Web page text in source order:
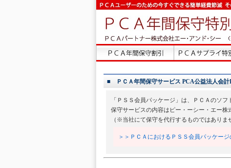
■ ＰＣＡ年間保守サービス PCA公益法人会計
「ＰＳＳ会員パッケージ」は、ＰＣＡのソ
保守サービスの内容はピー・ーシー・エー株
（※当社にて保守を代行するものではありま
＞＞ＰＣＡにおけるＰＳＳ会員パッケー